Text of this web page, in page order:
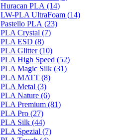
Huracan PLA (14)
LW-PLA UltraFoam (14)
Pastello PLA (23)
PLA Crystal (7)
PLA ESD (8)
PLA Glitter (10)
PLA High Speed (52)
PLA Magic Silk (31)
PLA MATT (8)
PLA Metal (3)
PLA Nature (6)
PLA Premium (81)
PLA Pro (27)
PLA Silk (44)
PLA Spezial (7)